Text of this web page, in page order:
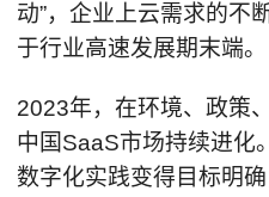
动”，企业上云需求的不
于行业高速发展期末端。
2023年，在环境、政策
中国SaaS市场持续进化
数字化实践变得目标明